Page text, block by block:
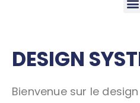
DESIGN
Bienvenue sur le